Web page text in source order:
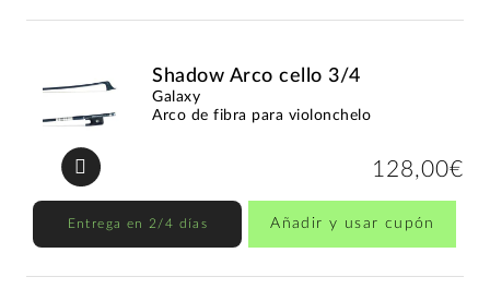
Shadow Arco cello 3/4
Galaxy
Arco de fibra para violonchelo
128,00€
Entrega en 2/4 días Añadir y usar cupón